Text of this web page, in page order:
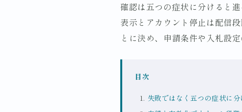
確認は五つの症状に分けると
表示とアカウント停止は配信
とに決め、申請条件や入札設
目次
失敗ではなく五つの症状に分